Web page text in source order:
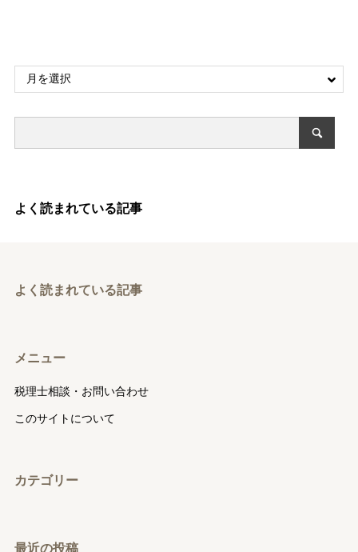
よく読まれている記事
よく読まれている記事
メニュー
税理士相談・お問い合わせ
このサイトについて
カテゴリー
最近の投稿